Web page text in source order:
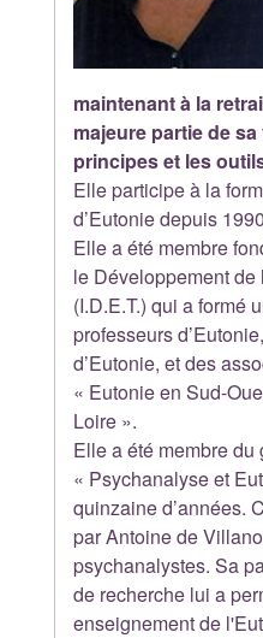
maintenant à la
majeure partie de
principes et les
Elle participe à la
d’Eutonie depuis
Elle a été membre
le Développement de
(I.D.E.T.) qui a formé
professeurs
d’Eutonie, et des
« Eutonie en Sud-
Loire ».
Elle a été membre
« Psychanalyse et
quinzaine d’années.
par Antoine de
psychanalystes. Sa
de recherche lui a
enseignement de